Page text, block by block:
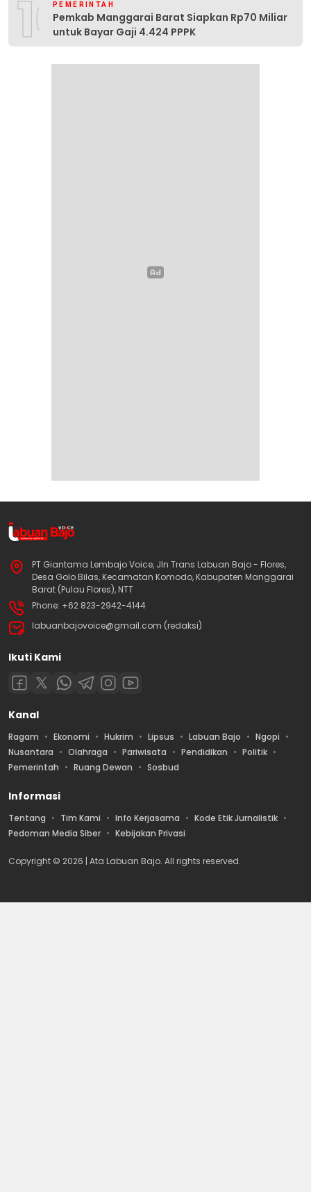
10PEMERINTAH
Pemkab Manggarai Barat Siapkan Rp70 Miliar
untuk Bayar Gaji 4.424 PPPK
PT Giantama Lembajo Voice, Jln Trans Labuan Bajo - Flores,
Desa Golo Bilas, Kecamatan Komodo, Kabupaten Manggarai
Barat (Pulau Flores), NTT
Phone: +62 823-2942-4144
labuanbajovoice@gmail.com (redaksi)
Ikuti Kami
Kanal
Ragam Ekonomi Hukrim Lipsus Labuan Bajo
Ngopi
Nusantara
Olahraga Pariwisata Pendidikan
Politik
Pemerintah
Ruang Dewan Sosbud
Informasi
Tentang Tim Kami Info Kerjasama
Kode Etik Jurnalistik
Pedoman Media Siber
Kebijakan Privasi
Copyright © 2026 | Ata Labuan Bajo. All rights reserved.